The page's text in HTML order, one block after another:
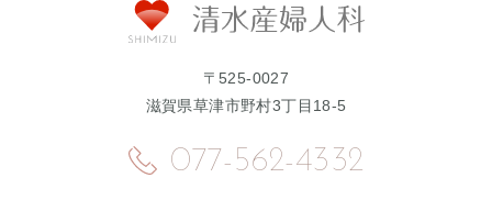
〒525-0027
滋賀県草津市野村3丁目18-5
077-562-4332